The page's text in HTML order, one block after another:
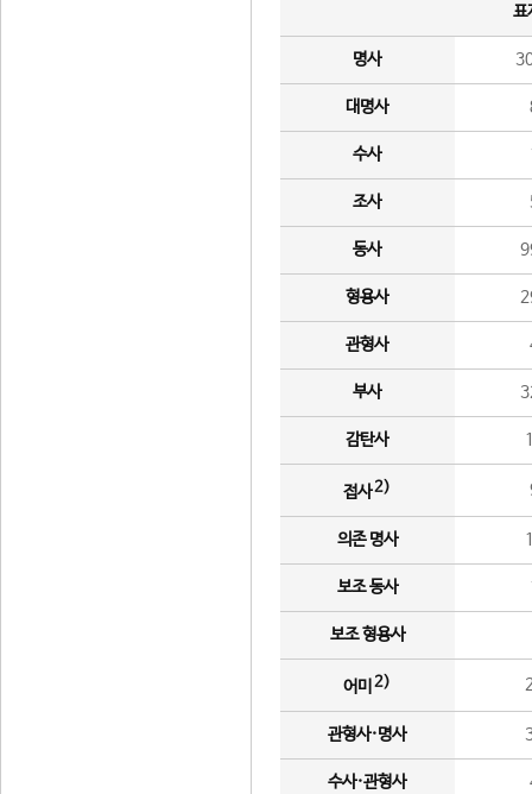
표
명사
대명사
수사
조사
동사
형용사
관형사
부사
감탄사
접사2)
의존 명사
보조 동사
보조 형용사
어미 2)
관형사·명사
수사·관형사